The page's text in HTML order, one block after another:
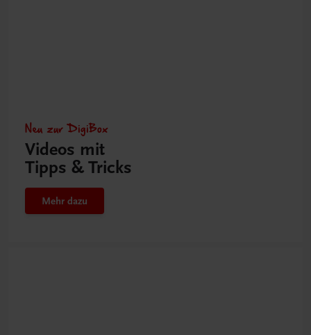
Neu zur DigiBox
Videos mit
Tipps & Tricks
Mehr dazu